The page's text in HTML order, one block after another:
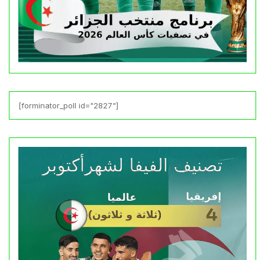
[forminator_poll id="2827"]